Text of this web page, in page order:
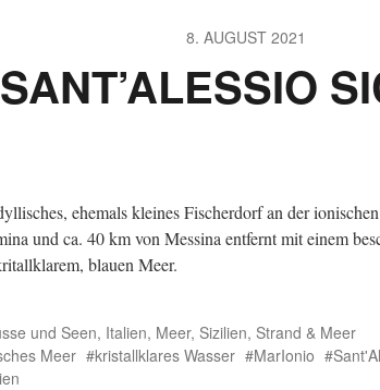
8. AUGUST 2021
SANT’ALESSIO
ehemals kleines Fischerdorf an der
und ca. 40 km von Messina entfernt mit einem
blauen Meer.
und Seen, Italien, Meer, Sizilien, Strand & Meer
Meer
kristallklares Wasser MarIonio